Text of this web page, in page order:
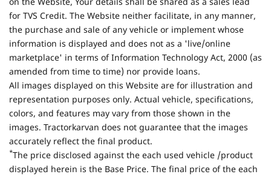
on the Website, Your details shall be shared as a sales lead
for TVS Credit. The Website neither facilitate, in any manner,
the purchase and sale of any vehicle or implement whose
information is displayed and does not as a 'live/online
marketplace' in terms of Information Technology Act, 2000 (as
amended from time to time) nor provide loans.
All images displayed on this Website are for illustration and
representation purposes only. Actual vehicle, specifications,
colors, and features may vary from those shown in the
images. Tractorkarvan does not guarantee that the images
accurately reflect the final product.
*The price disclosed against the each used vehicle /product
displayed herein is the Base Price. The final price of the each